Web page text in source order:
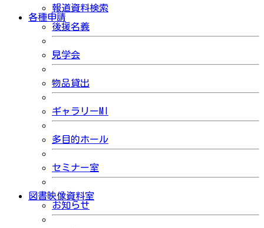
報道資料検索
各種申請
後援名義
見学会
物品貸出
ギャラリーMI
多目的ホール
セミナー室
図書映像資料室
お知らせ